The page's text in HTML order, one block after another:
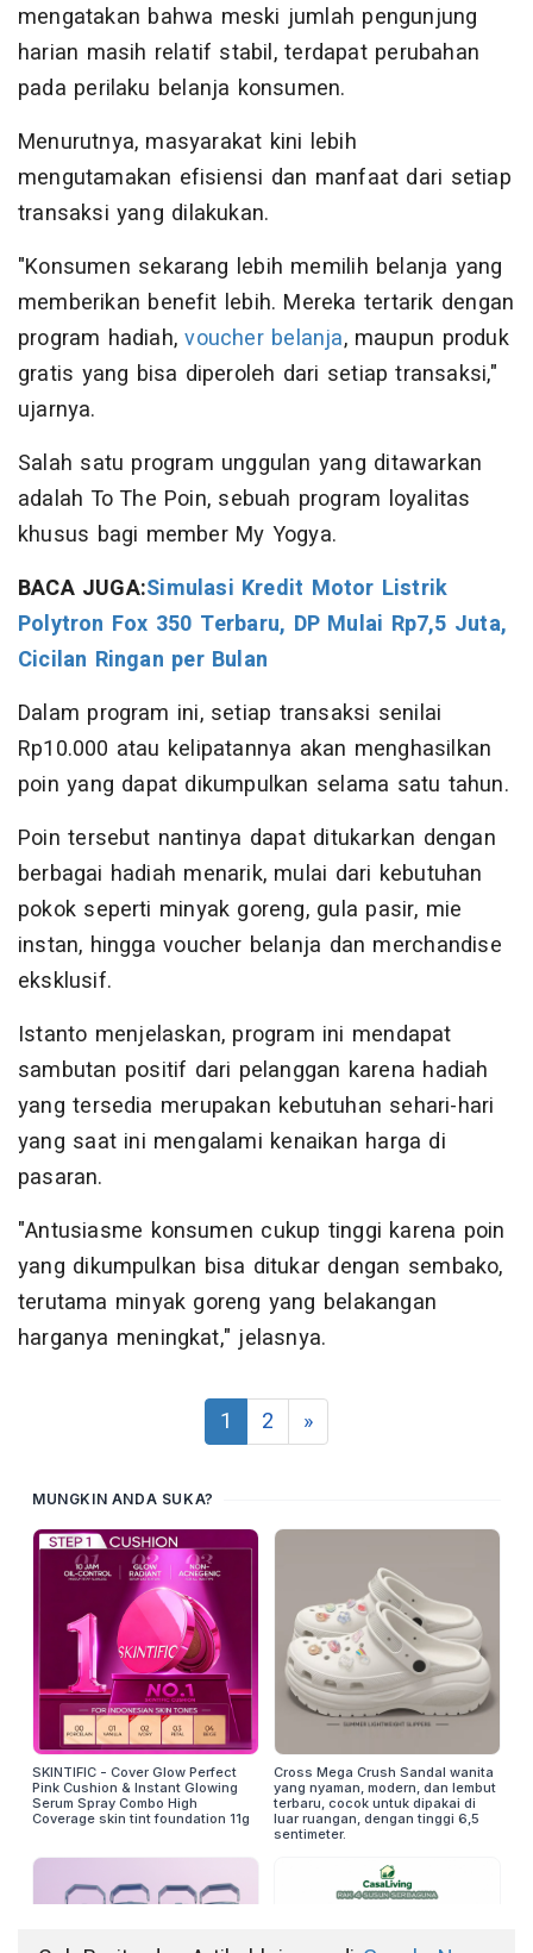
mengatakan bahwa meski jumlah pengunjung
harian masih relatif stabil, terdapat perubahan
pada perilaku belanja konsumen.
Menurutnya, masyarakat kini lebih
mengutamakan efisiensi dan manfaat dari setiap
transaksi yang dilakukan.
"Konsumen sekarang lebih memilih belanja yang
memberikan benefit lebih. Mereka tertarik dengan
program hadiah,voucher belanja, maupun produk
gratis yang bisa diperoleh dari setiap transaksi,"
ujarnya.
Salah satu program unggulan yang ditawarkan
adalah To The Poin, sebuah program loyalitas
khusus bagi member My Yogya.
BACA JUGA:Simulasi Kredit Motor Listrik
Polytron Fox 350 Terbaru, DP Mulai Rp7,5 Juta,
Cicilan Ringan per Bulan
Dalam program ini, setiap transaksi senilai
Rp10.000 atau kelipatannya akan menghasilkan
poin yang dapat dikumpulkan selama satu tahun.
Poin tersebut nantinya dapat ditukarkan dengan
berbagai hadiah menarik, mulai dari kebutuhan
pokok seperti minyak goreng, gula pasir, mie
instan, hingga voucher belanja dan merchandise
eksklusif.
Istanto menjelaskan, program ini mendapat
sambutan positif dari pelanggan karena hadiah
yang tersedia merupakan kebutuhan sehari-hari
yang saat ini mengalami kenaikan harga di
pasaran.
"Antusiasme konsumen cukup tinggi karena poin
yang dikumpulkan bisa ditukar dengan sembako,
terutama minyak goreng yang belakangan
harganya meningkat," jelasnya.
1 2 »